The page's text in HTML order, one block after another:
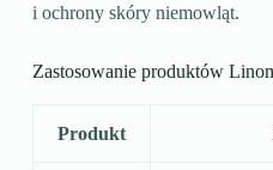
i ochrony skóry niemowląt.
Zastosowanie produktów
Produkt